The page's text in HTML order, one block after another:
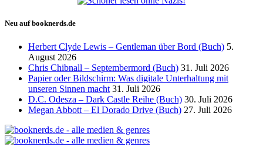
Neu auf booknerds.de
Herbert Clyde Lewis – Gentleman über Bord (Buch) 5.
August 2026
Chris Chibnall – Septembermord (Buch) 31. Juli 2026
Papier oder Bildschirm: Was digitale Unterhaltung mit
unseren Sinnen macht 31. Juli 2026
D.C. Odesza – Dark Castle Reihe (Buch) 30. Juli 2026
Megan Abbott – El Dorado Drive (Buch) 27. Juli 2026